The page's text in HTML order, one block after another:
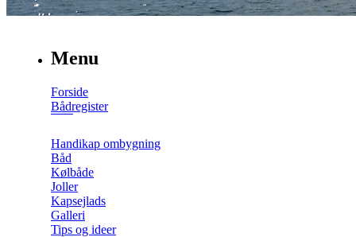
Menu
Forside
Bådregister
Handikap ombygning
Båd
Kølbåde
Joller
Kapsejlads
Galleri
Tips og ideer